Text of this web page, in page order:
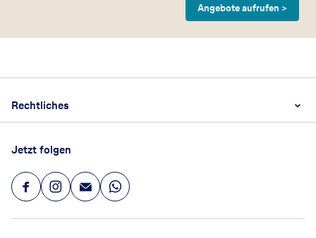
Angebote aufrufen >
Rechtliches
Impressum
Jetzt folgen